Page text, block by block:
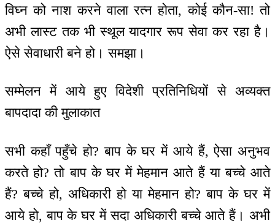
विघ्न को नाश करने वाला रत्न होता, कोई कौन-सा! तो
अभी लास्ट तक भी स्थूल यादगार रूप सेवा कर रहा है।
ऐसे सेवाधारी बने हो। समझा।
सम्मेलन में आये हुए विदेशी प्रतिनिधियों से अव्यक्त
बापदादा की मुलाकात
सभी कहाँ पहुँचे हो? बाप के घर में आये हैं, ऐसा अनुभव
करते हो? तो बाप के घर में मेहमान आते हैं या बच्चे आते
हैं? बच्चे हो, अधिकारी हो या मेहमान हो? बाप के घर में
आये हो, बाप के घर में सदा अधिकारी बच्चे आते हैं। अभी